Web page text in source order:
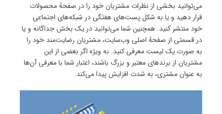
می‌توانید بخشی از نظرات مشتریان خود را در صفحهٔ محصولات
قرار دهید و یا به شکل پست‌های هفتگی در شبکه‌های اجتماعی
خود منتشر کنید. همچنین شما می‌توانید در یک بخش جداگانه و یا
در قسمتی از صفحهٔ اصلی وب‌سایت، مشتریان رضایت‌مند خود را
به صورت یک لیست معرفی کنید. به ویژه اگر بعضی از این
مشتریان از برندهای معتبر و بزرگ باشند، اعتبار شما با معرفی آن‌ها
به عنوان مشتری، به شدت افزایش پیدا می‌کند.